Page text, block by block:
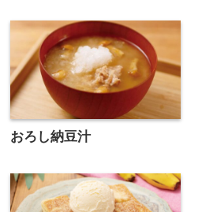
おろし納豆汁